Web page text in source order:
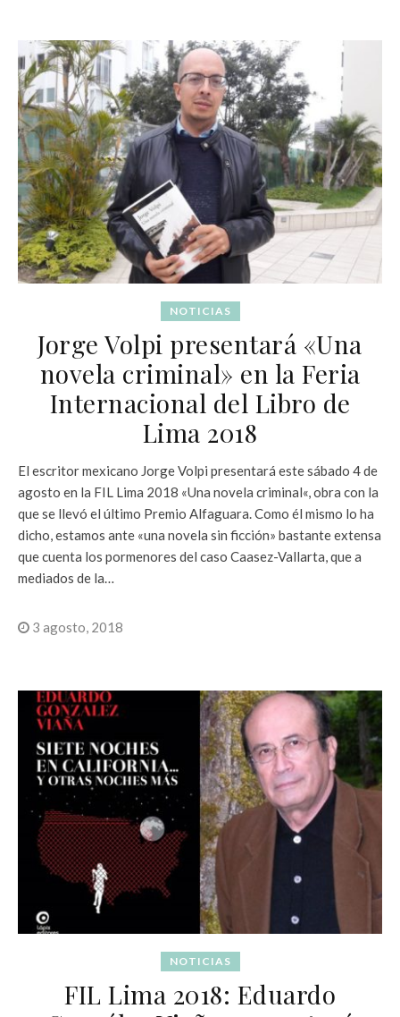
NOTICIAS
Jorge Volpi presentará «Una
novela criminal» en la Feria
Internacional del Libro de
Lima 2018
El escritor mexicano Jorge Volpi presentará este sábado 4 de
agosto en la FIL Lima 2018 «Una novela criminal«, obra con la
que se llevó el último Premio Alfaguara. Como él mismo lo ha
dicho, estamos ante «una novela sin ficción» bastante extensa
que cuenta los pormenores del caso Caasez-Vallarta, que a
mediados de la…
3 agosto, 2018
NOTICIAS
FIL Lima 2018: Eduardo